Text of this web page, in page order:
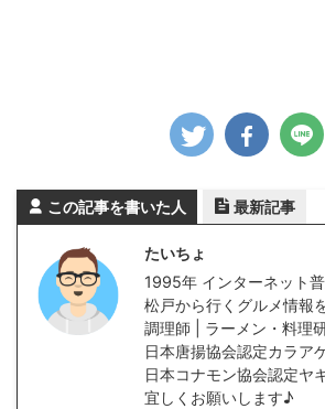
この記事を書いた人 最新記事
たいちょ
1995年 インターネット
松戸から行くグルメ情報
調理師 | ラーメン・料理
日本唐揚協会認定カラア
日本コナモン協会認定ヤ
宜しくお願いします♪